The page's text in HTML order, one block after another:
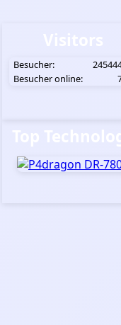
Besucher:
Besucher online: